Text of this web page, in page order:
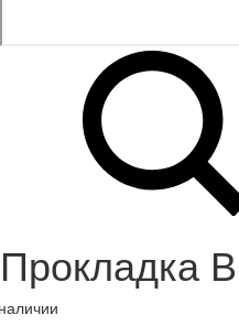
Прокладка